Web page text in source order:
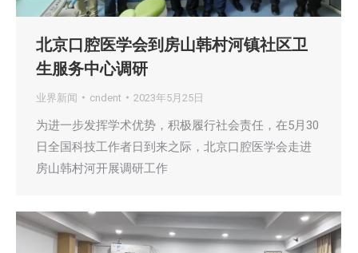
北京口腔医学会到房山韩村河镇社区卫
生服务中心调研
业界新闻 cndent 2023年5月25日
为进一步发挥学术优势，积极履行社会责任，在5月30
日全国科技工作者日到来之际，北京口腔医学会走进
房山韩村河开展调研工作